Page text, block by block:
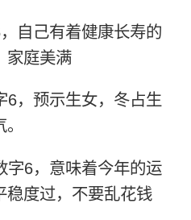
自己有着健康长寿的
家庭美满
6，预示生女，冬占生
字6，意味着今年的运
稳度过，不要乱花钱